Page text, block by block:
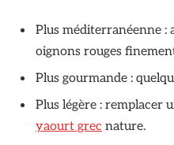
Plus méditerranéenne :
oignons rouges
Plus gourmande :
Plus légère : remplacer
yaourt grec nature.